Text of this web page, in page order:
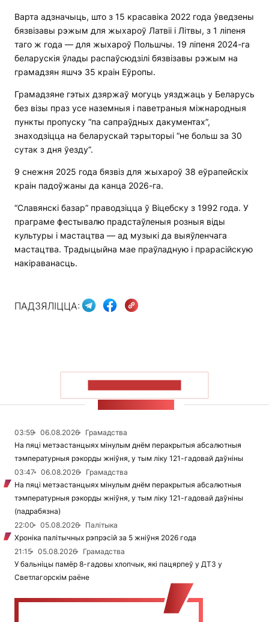
Варта адзначыць, што з 15 красавіка 2022 года ўведзены
бязвізавы рэжым для жыхароў Латвіі і Літвы, з 1 ліпеня
таго ж года — для жыхароў Польшчы. 19 ліпеня 2024-га
беларускія ўлады распаўсюдзілі бязвізавы рэжым на
грамадзян яшчэ 35 краін Еўропы.
Грамадзяне гэтых дзяржаў могуць уязджаць у Беларусь
без візы праз усе наземныя і паветраныя міжнародныя
пункты пропуску “па сапраўдных дакументах”,
знаходзіцца на беларускай тэрыторыі “не больш за 30
сутак з дня ўезду”.
9 снежня 2025 года бязвіз для жыхароў 38 еўрапейскіх
краін падоўжаны да канца 2026-га.
“Славянскі базар” праводзіцца ў Віцебску з 1992 года. У
праграме фестывалю прадстаўленыя розныя віды
культуры і мастацтва — ад музыкі да выяўленчага
мастацтва. Традыцыйна мае праўладную і прарасійскую
накіраванасць.
ПАДЗЯЛІЦЦА:
03:59 06.08.2026
Грамадства
На пяці метэастанцыях мінулым днём перакрытыя абсалютныя
тэмпературныя рэкорды жніўня, у тым ліку 121-гадовай даўніны
03:47
06.08.2026
Грамадства
На пяці метэастанцыях мінулым днём перакрытыя абсалютныя
тэмпературныя рэкорды жніўня, у тым ліку 121-гадовай даўніны
(падрабязна)
22:00
05.08.2026
Палітыка
Хроніка палітычных рэпрэсій за 5 жніўня 2026 года
21:15
05.08.2026
Грамадства
У бальніцы памёр 8-гадовы хлопчык, які пацярпеў у ДТЗ у
Светлагорскім раёне